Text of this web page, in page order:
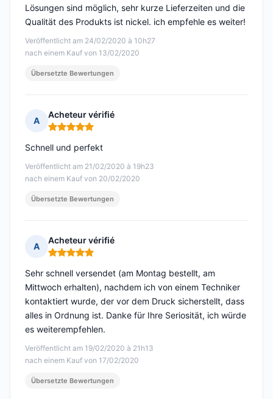
Veröffentlicht am 24/02/2020 à 10h27
nach einem Kauf von 13/02/2020
Lösungen sind möglich, sehr kurze Lieferzeiten und die
Qualität des Produkts ist nickel. ich empfehle es weiter!
Übersetzte Bewertungen
A
Acheteur vérifié
Hinweis: 5 von 5
Veröffentlicht am 21/02/2020 à 19h23
nach einem Kauf von 20/02/2020
Schnell und perfekt
Übersetzte Bewertungen
A
Acheteur vérifié
Hinweis: 5 von 5
Veröffentlicht am 19/02/2020 à 21h13
nach einem Kauf von 17/02/2020
Sehr schnell versendet (am Montag bestellt, am
Mittwoch erhalten), nachdem ich von einem Techniker
kontaktiert wurde, der vor dem Druck sicherstellt, dass
alles in Ordnung ist. Danke für Ihre Seriosität, ich würde
es weiterempfehlen.
Übersetzte Bewertungen